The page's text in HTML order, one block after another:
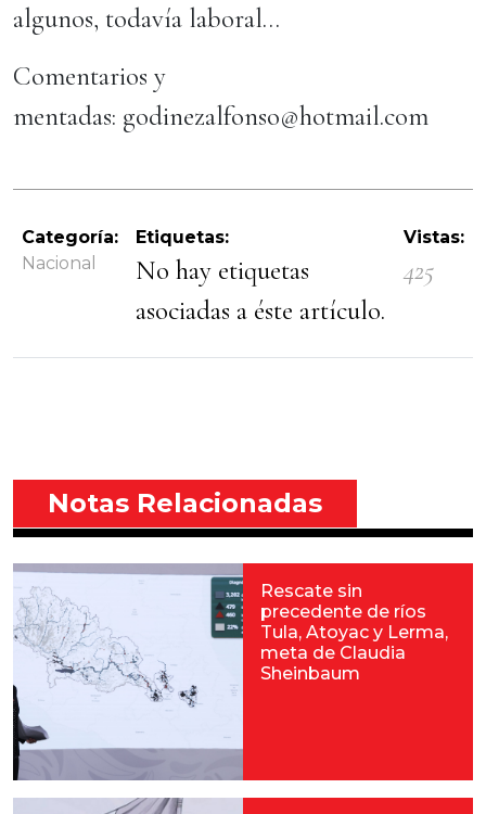
algunos, todavía laboral…
Comentarios y
mentadas: godinezalfonso@hotmail.com
Categoría:
Nacional
Etiquetas:
No hay etiquetas
asociadas a éste artículo.
Vistas:
425
Notas Relacionadas
Rescate sin
precedente de ríos
Tula, Atoyac y Lerma,
meta de Claudia
Sheinbaum